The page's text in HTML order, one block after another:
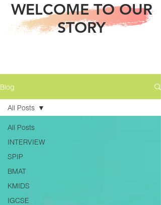
WELCOME TO OUR
STORY
Blog
All Posts
INTERVIEW
SPIP
BMAT
KMIDS
IGCSE
All Posts